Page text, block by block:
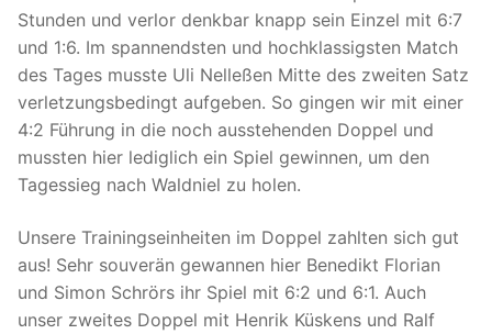
Stunden und verlor denkbar knapp sein Einzel mit 6:7
und 1:6. Im spannendsten und hochklassigsten Match
des Tages musste Uli Nelleßen Mitte des zweiten Satz
verletzungsbedingt aufgeben. So gingen wir mit einer
4:2 Führung in die noch ausstehenden Doppel und
mussten hier lediglich ein Spiel gewinnen, um den
Tagessieg nach Waldniel zu holen.
Unsere Trainingseinheiten im Doppel zahlten sich gut
aus! Sehr souverän gewannen hier Benedikt Florian
und Simon Schrörs ihr Spiel mit 6:2 und 6:1. Auch
unser zweites Doppel mit Henrik Küskens und Ralf